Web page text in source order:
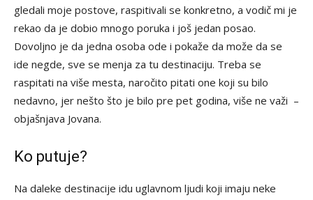
gledali moje postove, raspitivali se konkretno, a vodič mi je
rekao da je dobio mnogo poruka i još jedan posao.
Dovoljno je da jedna osoba ode i pokaže da može da se
ide negde, sve se menja za tu destinaciju. Treba se
raspitati na više mesta, naročito pitati one koji su bilo
nedavno, jer nešto što je bilo pre pet godina, više ne važi –
objašnjava Jovana.
Ko putuje?
Na daleke destinacije idu uglavnom ljudi koji imaju neke